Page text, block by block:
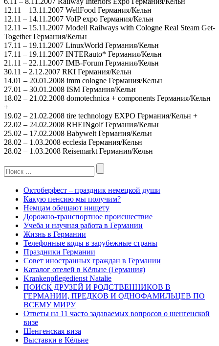
12.11 – 13.11.2007 WellFood Германия/Кельн
12.11 – 14.11.2007 VoIP expo Германия/Кельн
12.11 – 15.11.2007 Modell Railways with Cologne Real Steam Get-
Together Германия/Кельн
17.11 – 19.11.2007 LinuxWorld Германия/Кельн
17.11 – 19.11.2007 INTERauto* Германия/Кельн
21.11 – 22.11.2007 IMB-Forum Германия/Кельн
30.11 – 2.12.2007 RKI Германия/Кельн
14.01 – 20.01.2008 imm cologne Германия/Кельн
27.01 – 30.01.2008 ISM Германия/Кельн
18.02 – 21.02.2008 domotechnica + components Германия/Кельн
+
19.02 – 21.02.2008 tire technology EXPO Германия/Кельн +
22.02 – 24.02.2008 RHEINgolf Германия/Кельн
25.02 – 17.02.2008 Babywelt Германия/Кельн
28.02 – 1.03.2008 ecclesia Германия/Кельн
28.02 – 1.03.2008 Reisemarkt Германия/Кельн
Search
for:
Октоберфест – праздник немецкой души
Какую пенсию мы получим?
Немцам обещают нищету
Дорожно-транспортное происшествие
Учеба и научная работа в Германии
Жизнь в Германии
Телефонные коды в зарубежные страны
Праздники Германии
Совет иностранных граждан в Германии
Каталог отелей в Кёльне (Германия)
Krankenpflegedienst Natalie
ПОИСК ДРУЗЕЙ И РОДСТВЕННИКОВ В
ГЕРМАНИИ, ПРЕДКОВ И ОДНОФАМИЛЬЦЕВ ПО
ВСЕМУ МИРУ
Ответы на 11 часто задаваемых вопросов о шенгенской
визе
Шенгенская виза
Выставки в Кёльне